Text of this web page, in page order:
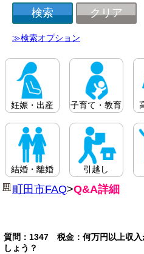
≫検索オプション
妊娠・出産 子育て・教育
結婚・離婚 引越し
町田市FAQ>Q&A詳細
質問：1347 税金：何万円以上収入
しょう？